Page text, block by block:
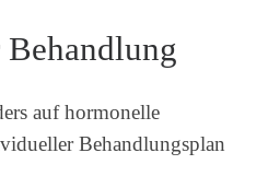
Behandlung
auf hormonelle
Behandlungsplan